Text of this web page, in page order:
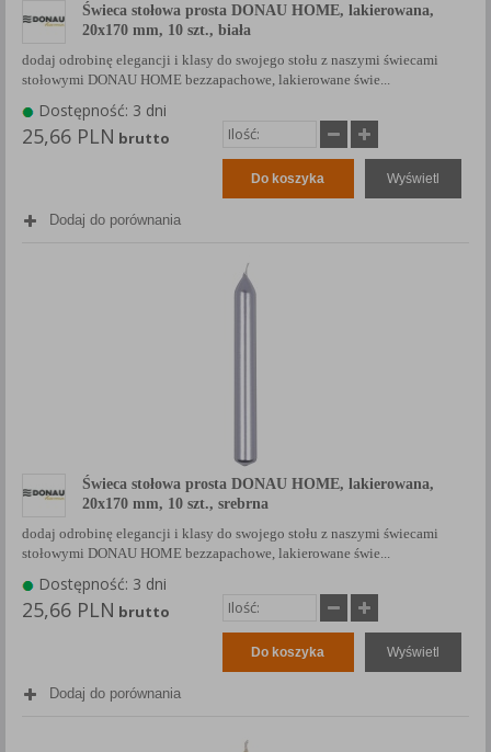
Świeca stołowa prosta DONAU HOME, lakierowana,
20x170 mm, 10 szt., biała
dodaj odrobinę elegancji i klasy do swojego stołu z naszymi świecami
stołowymi DONAU HOME bezzapachowe, lakierowane świe...
Dostępność: 3 dni
25,66 PLN brutto
Do koszyka Wyświetl
Dodaj do porównania
Świeca stołowa prosta DONAU HOME, lakierowana,
20x170 mm, 10 szt., srebrna
dodaj odrobinę elegancji i klasy do swojego stołu z naszymi świecami
stołowymi DONAU HOME bezzapachowe, lakierowane świe...
Dostępność: 3 dni
25,66 PLN brutto
Do koszyka Wyświetl
Dodaj do porównania